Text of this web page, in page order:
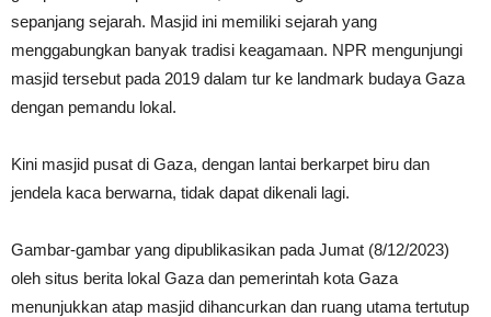
sepanjang sejarah. Masjid ini memiliki sejarah yang
menggabungkan banyak tradisi keagamaan. NPR mengunjungi
masjid tersebut pada 2019 dalam tur ke landmark budaya Gaza
dengan pemandu lokal.
Kini masjid pusat di Gaza, dengan lantai berkarpet biru dan
jendela kaca berwarna, tidak dapat dikenali lagi.
Gambar-gambar yang dipublikasikan pada Jumat (8/12/2023)
oleh situs berita lokal Gaza dan pemerintah kota Gaza
menunjukkan atap masjid dihancurkan dan ruang utama tertutup